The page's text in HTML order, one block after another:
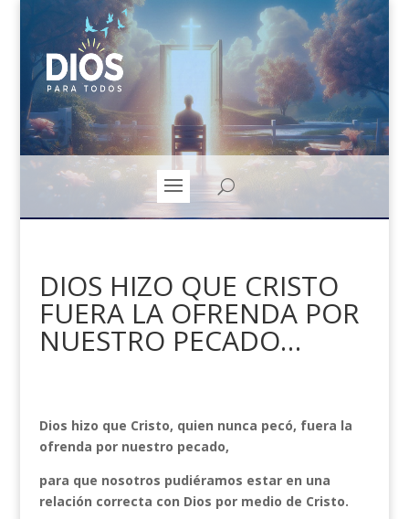
DIOS HIZO QUE CRISTO
FUERA LA OFRENDA POR
NUESTRO PECADO…
Dios hizo que Cristo, quien nunca pecó, fuera la
ofrenda por nuestro pecado,
para que nosotros pudiéramos estar en una
relación correcta con Dios por medio de Cristo.